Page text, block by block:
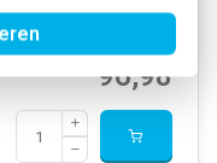
138,55
96,98